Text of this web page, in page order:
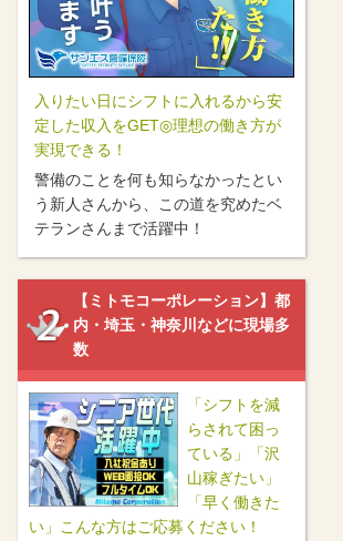
【1K寮・シャワー室完
備】日払い有◎厚生年
＜安定の建物警備＞年2
回ペースで昇給◎屋内
入りたい日にシフトに入れるから安
定した収入をGET◎理想の働き方が
実現できる！
警備のことを何も知らなかったとい
う新人さんから、この道を究めたベ
テランさんまで活躍中！
【ミトモコーポレーション】都
内・埼玉・神奈川などに現場多
数
「シフトを減
らされて困っ
ている」「沢
山稼ぎたい」
「早く働きた
い」こんな方はご応募ください！